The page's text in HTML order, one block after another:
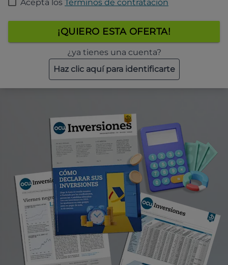
Acepta los Términos de contratación
¡QUIERO ESTA OFERTA!
¿ya tienes una cuenta?
Haz clic aquí para identificarte